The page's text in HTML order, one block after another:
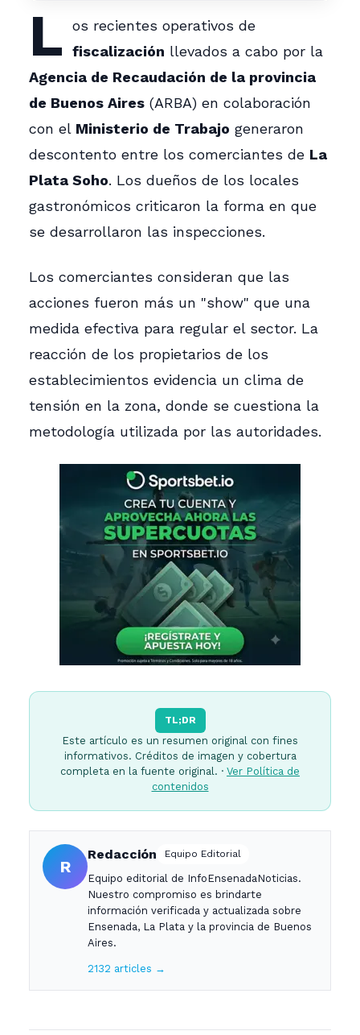
L
os recientes operativos de
fiscalización llevados a cabo por la
Agencia de Recaudación de la provincia
de Buenos Aires (ARBA) en colaboración
con el Ministerio de Trabajo generaron
descontento entre los comerciantes de La
Plata Soho. Los dueños de los locales
gastronómicos criticaron la forma en que
se desarrollaron las inspecciones.
Los comerciantes consideran que las
acciones fueron más un "show" que una
medida efectiva para regular el sector. La
reacción de los propietarios de los
establecimientos evidencia un clima de
tensión en la zona, donde se cuestiona la
metodología utilizada por las autoridades.
TL;DR
Este artículo es un resumen original con fines
informativos. Créditos de imagen y cobertura
completa en la fuente original. · Ver Política de
contenidos
R
Redacción Equipo Editorial
Equipo editorial de InfoEnsenadaNoticias.
Nuestro compromiso es brindarte
información verificada y actualizada sobre
Ensenada, La Plata y la provincia de Buenos
Aires.
2132 articles →